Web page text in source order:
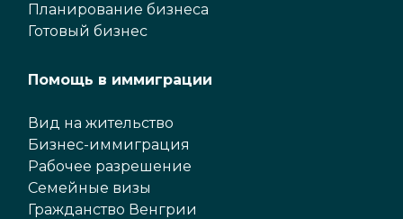
Планирование бизнеса
Готовый бизнес
Помощь в иммиграции
Вид на жительство
Бизнес-иммиграция
Рабочее разрешение
Семейные визы
Гражданство Венгрии